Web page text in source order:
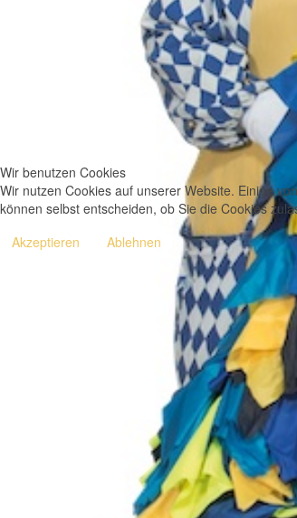
Wir benutzen Cookies
Wir nutzen Cookies auf unserer Website. Einige
können selbst entscheiden, ob Sie die Cookies
Akzeptieren
Ablehnen